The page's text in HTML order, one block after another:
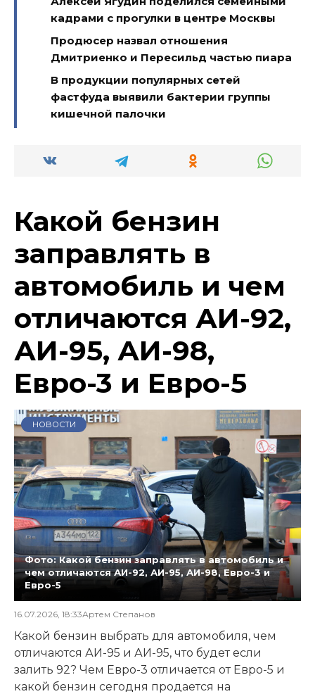
кадрами с прогулки в центре Москвы
Продюсер назвал отношения
Дмитриенко и Пересильд частью пиара
В продукции популярных сетей
фастфуда выявили бактерии группы
кишечной палочки
Какой бензин
заправлять в
автомобиль и чем
отличаются АИ-92,
АИ-95, АИ-98,
Евро-3 и Евро-5
НОВОСТИ
Фото: Какой бензин заправлять в автомобиль и
чем отличаются АИ-92, АИ-95, АИ-98, Евро-3 и
Евро-5
16.07.2026, 18:33Артем Степанов
Какой бензин выбрать для автомобиля, чем
отличаются АИ-95 и АИ-95, что будет если
залить 92? Чем Евро-3 отличается от Евро-5 и
какой бензин сегодня продается на